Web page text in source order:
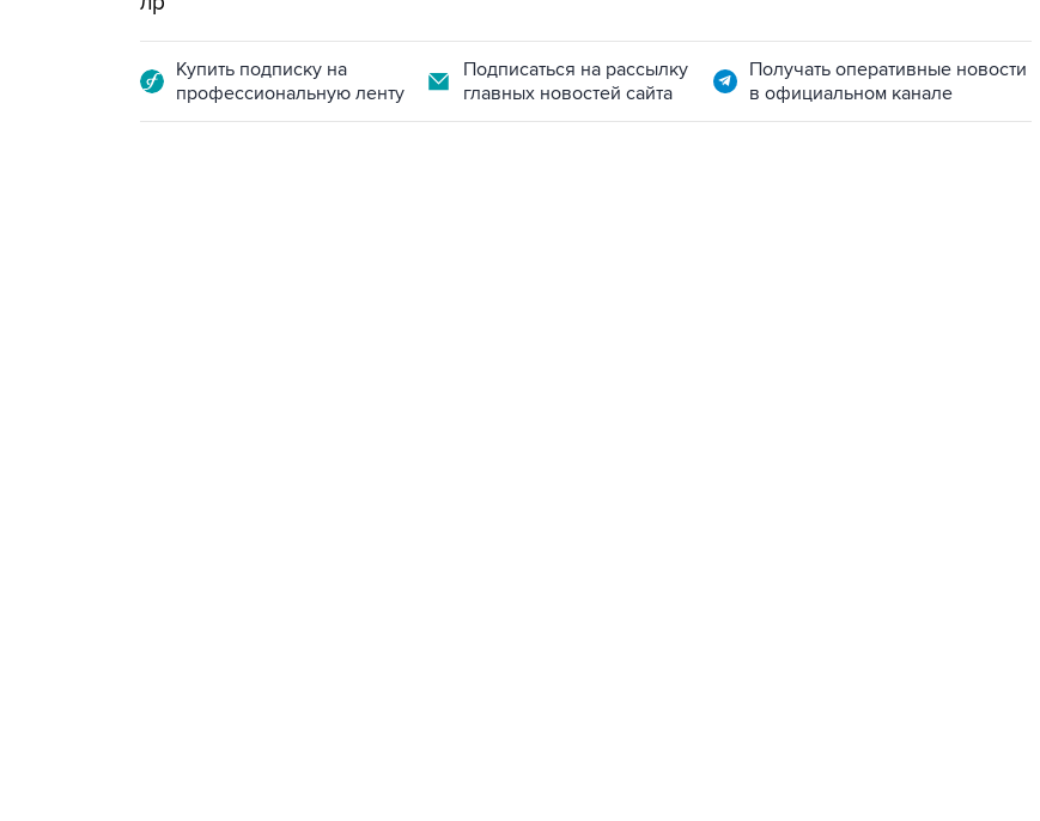
Купить подписку на
профессиональную ленту
Подписаться на рассылку
главных новостей сайта
Получать оперативные новости
в официальном канале